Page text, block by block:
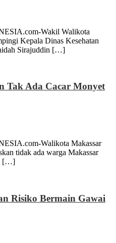
Wakil Walikota
Kepala Dinas Kesehatan
Sirajuddin […]
Tak Ada Cacar Monyet
Walikota Makassar
tidak ada warga Makassar
[…]
Risiko Bermain Gawai